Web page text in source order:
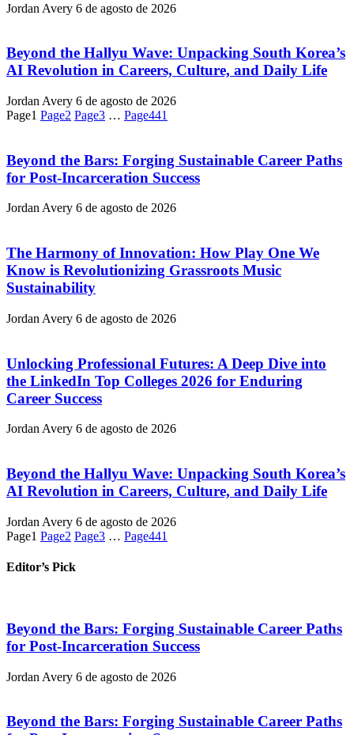
Jordan Avery 6 de agosto de 2026
Beyond the Hallyu Wave: Unpacking South Korea’s
AI Revolution in Careers, Culture, and Daily Life
Jordan Avery 6 de agosto de 2026
Page1 Page2 Page3 … Page441
Beyond the Bars: Forging Sustainable Career Paths
for Post-Incarceration Success
Jordan Avery 6 de agosto de 2026
The Harmony of Innovation: How Play One We
Know is Revolutionizing Grassroots Music
Sustainability
Jordan Avery 6 de agosto de 2026
Unlocking Professional Futures: A Deep Dive into
the LinkedIn Top Colleges 2026 for Enduring
Career Success
Jordan Avery 6 de agosto de 2026
Beyond the Hallyu Wave: Unpacking South Korea’s
AI Revolution in Careers, Culture, and Daily Life
Jordan Avery 6 de agosto de 2026
Page1 Page2 Page3 … Page441
Editor’s Pick
Beyond the Bars: Forging Sustainable Career Paths
for Post-Incarceration Success
Jordan Avery 6 de agosto de 2026
Beyond the Bars: Forging Sustainable Career Paths